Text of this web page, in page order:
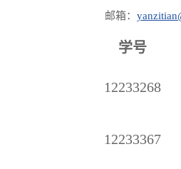
邮箱：
学号
12233268
12233367